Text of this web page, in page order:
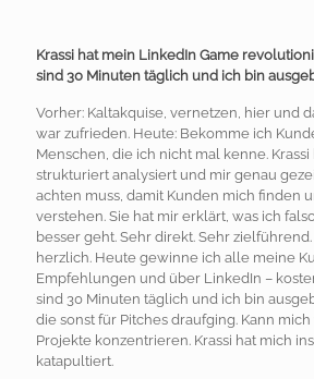
Krassi hat mein LinkedIn Game
sind 30 Minuten täglich und ich bin
Vorher: Kaltakquise, vernetzen, hier und
war zufrieden. Heute: Bekomme ich
Menschen, die ich nicht mal kenne.
strukturiert analysiert und mir genau
achten muss, damit Kunden mich finden
verstehen. Sie hat mir erklärt, was ich
besser geht. Sehr direkt. Sehr
herzlich. Heute gewinne ich alle meine
Empfehlungen und über LinkedIn –
sind 30 Minuten täglich und ich bin
die sonst für Pitches draufging. Kann
Projekte konzentrieren. Krassi hat mich
katapultiert.